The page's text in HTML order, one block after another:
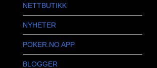
NETTBUTIKK
NYHETER
POKER.NO APP
BLOGGER